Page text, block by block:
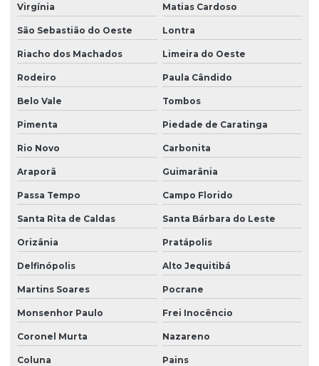
Virgínia Matias Cardoso
São Sebastião do Oeste Lontra
Riacho dos Machados Limeira do Oeste
Rodeiro Paula Cândido
Belo Vale Tombos
Pimenta Piedade de Caratinga
Rio Novo Carbonita
Araporã Guimarânia
Passa Tempo Campo Florido
Santa Rita de Caldas Santa Bárbara do Leste
Orizânia Pratápolis
Delfinópolis Alto Jequitibá
Martins Soares Pocrane
Monsenhor Paulo Frei Inocêncio
Coronel Murta Nazareno
Coluna Pains